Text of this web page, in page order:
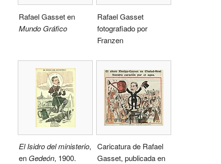
Rafael Gasset en
Mundo Gráfico
Rafael Gasset
fotografiado por
Franzen
El Isidro del ministerio,
en Gedeón, 1900.
Caricatura de Rafael
Gasset, publicada en